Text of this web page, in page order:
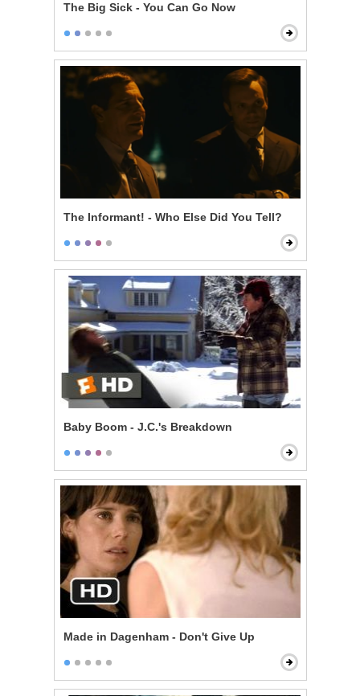
The Big Sick - You Can Go Now
The Informant! - Who Else Did You Tell?
Baby Boom - J.C.'s Breakdown
Made in Dagenham - Don't Give Up